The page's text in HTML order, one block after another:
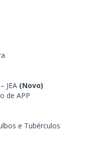
JEA (Novo)
de APP
e Tubérculos